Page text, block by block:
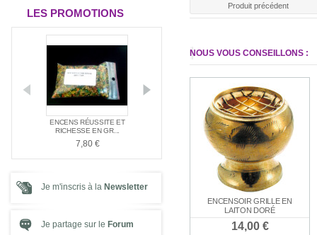
LES PROMOTIONS
ENCENS RÉUSSITE ET
RICHESSE EN GR...
7,80 €
PACK SPÉCIAL AMOUR
21,00 €
ENCENS
SANTÉ
7,80 €
Je m'inscris à la Newsletter
Je partage sur le Forum
Produit précédent
NOUS VOUS CONSEILLONS :
ENCENSOIR GRILLE EN
LAITON DORÉ
14,00 €